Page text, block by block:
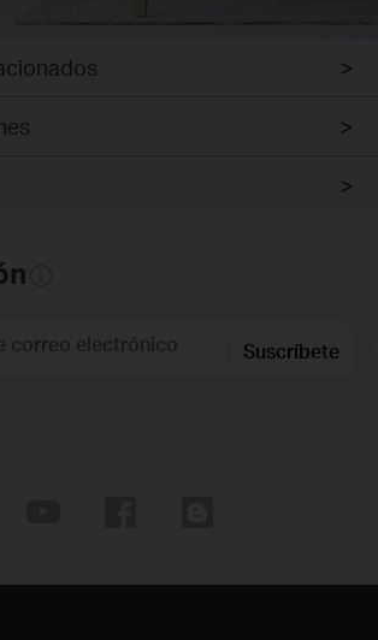
correo electrónico Suscríbete